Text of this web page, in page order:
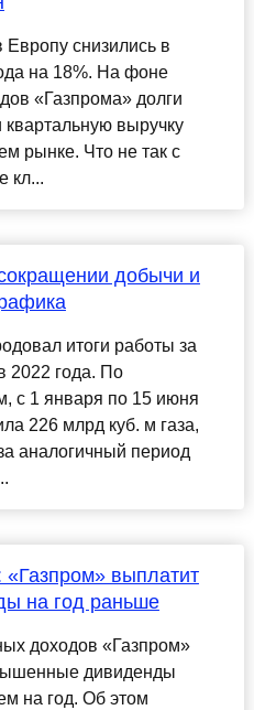
Европу снизились в
на 18%. На фоне
«Газпрома» долги
квартальную выручку
рынке. Что не так с
кл...
добычи и
итоги работы за
2022 года. По
с 1 января по 15 июня
226 млрд куб. м газа,
аналогичный период
«Газпром» выплатит
на год раньше
доходов «Газпром»
дивиденды
на год. Об этом